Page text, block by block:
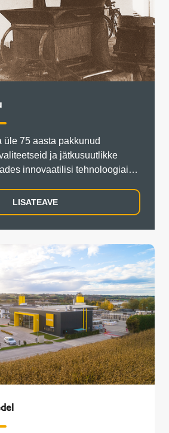
üle 75 aasta pakkunud
ja jätkusuutlikke
innovaatilisi tehnoloogiaid
LISATEAVE